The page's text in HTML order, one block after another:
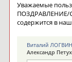
Уважаемые
ПОЗДРАВЛЕНИЕ/
содержится в
Виталий ЛОГВИН
Александр